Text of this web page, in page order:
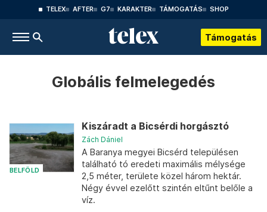
TELEX AFTER G7 KARAKTER TÁMOGATÁS SHOP
Támogatás
Globális felmelegedés
BELFÖLD
Kiszáradt a Bicsérdi horgásztó
Zách Dániel
A Baranya megyei Bicsérd településen
található tó eredeti maximális mélysége
2,5 méter, területe közel három hektár.
Négy évvel ezelőtt szintén eltűnt belőle a
víz.